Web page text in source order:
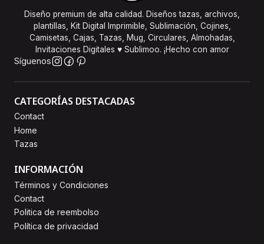
Diseño premium de alta calidad. Diseños tazas, archivos,
plantillas, Kit Digital Imprimible, Sublimación, Cojines,
Camisetas, Cajas, Tazas, Mug, Circulares, Almohadas,
Invitaciones Digitales ♥ Sublimoo. ¡Hecho con amor
Síguenos
CATEGORÍAS DESTACADAS
Contact
Home
Tazas
INFORMACIÓN
Términos y Condiciones
Contact
Politica de reembolso
Política de privacidad